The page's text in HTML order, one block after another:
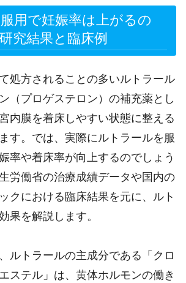
用で妊娠率は上がるの
究結果と臨床例
処方されることの多いルトラール
（プロゲステロン）の補充薬とし
内膜を着床しやすい状態に整える
す。では、実際にルトラールを服
率や着床率が向上するのでしょう
労働省の治療成績データや国内の
クにおける臨床結果を元に、ルト
果を解説します。
ルトラールの主成分である「クロ
ステル」は、黄体ホルモンの働き